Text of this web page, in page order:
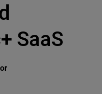
SaaS
on Reddit